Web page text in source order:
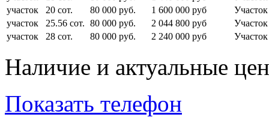
участок
20 сот. 80 000 руб. 1 600 000 руб
участок
25.56 сот. 80 000 руб. 2 044 800 руб
участок
28 сот. 80 000 руб. 2 240 000 руб
Наличие и актуальные
Показать телефон